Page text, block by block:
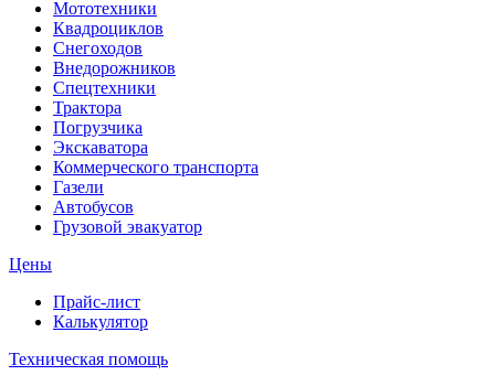
Мототехники
Квадроциклов
Снегоходов
Внедорожников
Спецтехники
Трактора
Погрузчика
Экскаватора
Коммерческого транспорта
Газели
Автобусов
Грузовой эвакуатор
Цены
Прайс-лист
Калькулятор
Техническая помощь